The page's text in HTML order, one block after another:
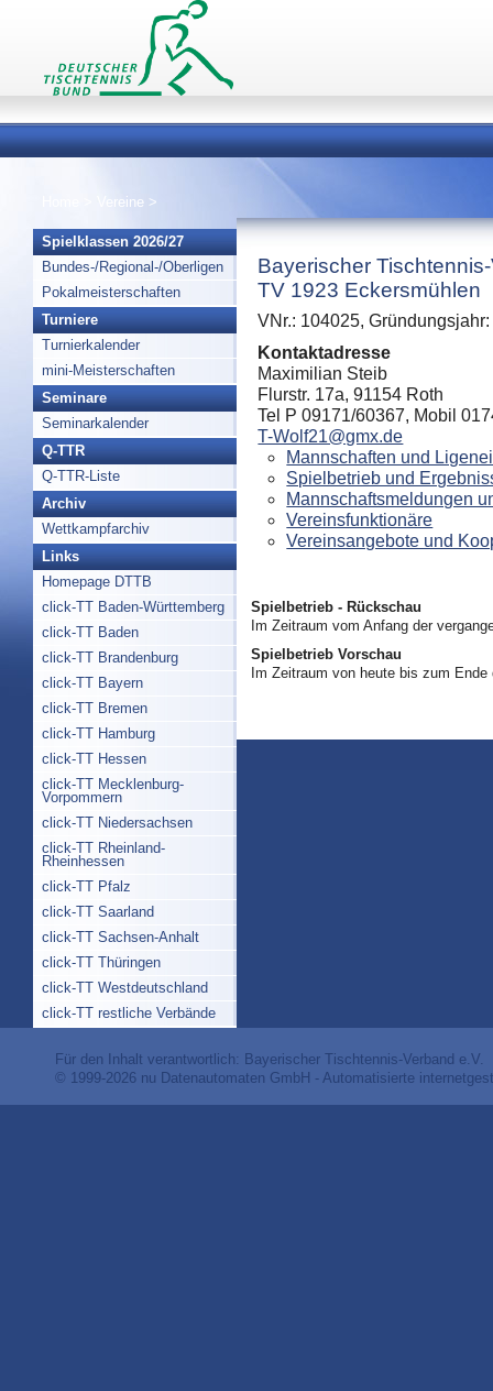
Vereine >
Spielklassen 2026/27
Bundes-/Regional-/Oberligen
Pokalmeisterschaften
Turniere
Turnierkalender
mini-Meisterschaften
Seminare
Seminarkalender
Q-TTR
Q-TTR-Liste
Archiv
Wettkampfarchiv
Links
Homepage DTTB
click-TT Baden-Württemberg
click-TT Baden
click-TT Brandenburg
click-TT Bayern
click-TT Bremen
click-TT Hamburg
click-TT Hessen
click-TT Mecklenburg-
Vorpommern
click-TT Niedersachsen
click-TT Rheinland-
Rheinhessen
click-TT Pfalz
click-TT Saarland
click-TT Sachsen-Anhalt
click-TT Thüringen
click-TT Westdeutschland
click-TT restliche Verbände
Bayerischer
TV 1923 Eckersmühlen
VNr.: 104025,
Kontaktadresse
Maximilian Steib
Flurstr. 17a, 91154 Roth
Tel P 09171/60367, Mobil
T-Wolf21@gmx.de
Mannschaften und
Spielbetrieb und
Mannschaftsmeldungen
Vereinsfunktionäre
Vereinsangebote und
Spielbetrieb - Rückschau
Im Zeitraum vom Anfang der
Spielbetrieb Vorschau
Im Zeitraum von heute bis zum
Für den Inhalt verantwortlich: Bayerischer Tischtennis-Verband e.V.
© 1999-2026 nu Datenautomaten GmbH - Automatisierte